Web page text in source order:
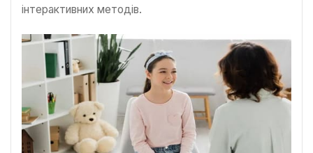
інтерактивних методів.